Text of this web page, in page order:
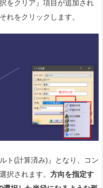
をクリア』項目が追加され
れをクリックします。
ト(計算済み)』となり、コン
択されます。 方向を指定す